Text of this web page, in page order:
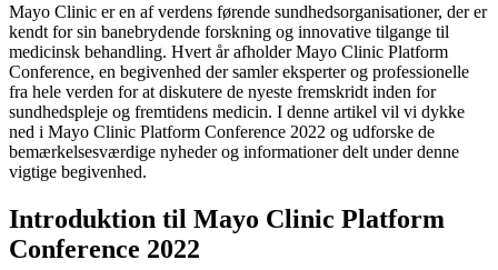
Mayo Clinic er en af verdens førende sundhedsorganisationer, der er
kendt for sin banebrydende forskning og innovative tilgange til
medicinsk behandling. Hvert år afholder Mayo Clinic Platform
Conference, en begivenhed der samler eksperter og professionelle
fra hele verden for at diskutere de nyeste fremskridt inden for
sundhedspleje og fremtidens medicin. I denne artikel vil vi dykke
ned i Mayo Clinic Platform Conference 2022 og udforske de
bemærkelsesværdige nyheder og informationer delt under denne
vigtige begivenhed.
Introduktion til Mayo Clinic Platform
Conference 2022